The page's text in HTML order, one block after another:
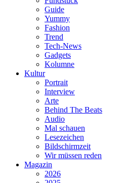
Guide
Yummy
Fashion
Trend
Tech-News
Gadgets
Kolumne
Kultur
Portrait
Interview
Arte
Behind The Beats
Audio
Mal schauen
Lesezeichen
Bildschirmzeit
Wir müssen reden
Magazin
2026